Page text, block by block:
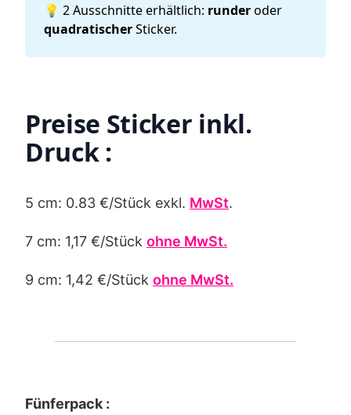
💡 2 Ausschnitte erhältlich: runderoder
quadratischerSticker.
Preise Sticker inkl.
Druck :
5 cm: 0.83 €/Stück exkl. MwSt.
7 cm: 1,17 €/Stück ohne MwSt.
9 cm: 1,42 €/Stück ohne MwSt.
Fünferpack :